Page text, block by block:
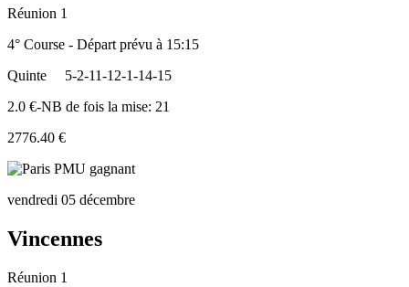
Réunion 1
4° Course - Départ prévu à 15:15
Quinte
5-2-11-12-1-14-15
2.0 €-NB de fois la mise: 21
2776.40 €
vendredi 05 décembre
Vincennes
Réunion 1